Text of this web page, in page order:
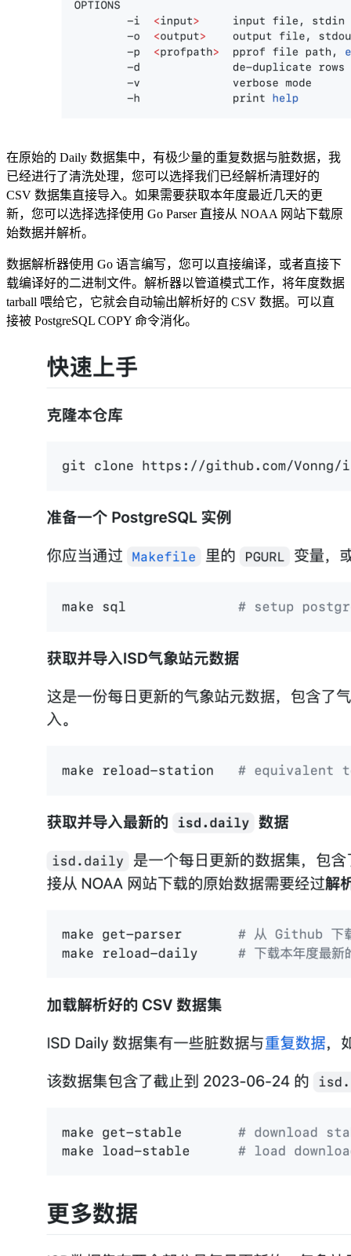
在原始的 Daily 数据集中，有极少量的重复数据与脏数据，我
已经进行了清洗处理，您可以选择我们已经解析清理好的
CSV 数据集直接导入。如果需要获取本年度最近几天的更
新，您可以选择选择使用 Go Parser 直接从 NOAA 网站下载原
始数据并解析。
数据解析器使用 Go 语言编写，您可以直接编译，或者直接下
载编译好的二进制文件。解析器以管道模式工作，将年度数据
tarball 喂给它，它就会自动输出解析好的 CSV 数据。可以直
接被 PostgreSQL COPY 命令消化。